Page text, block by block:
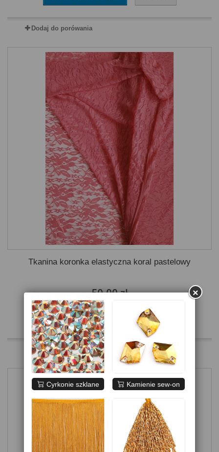
Dodaj do porówania
Tkanina koronka elastyczna koral pastelowy
50,00 zł
Dodaj do koszyka Więcej
Dodaj do porówania
×
Cyrkonie szklane Kamienie sew-on